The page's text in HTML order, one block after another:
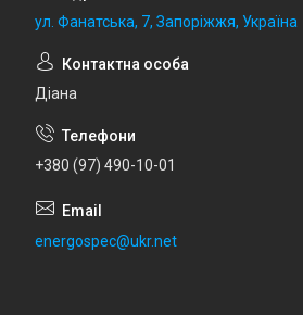
ул. Фанатська, 7, Запоріжжя, Україна
Діана
+380 (97) 490-10-01
energospec@ukr.net